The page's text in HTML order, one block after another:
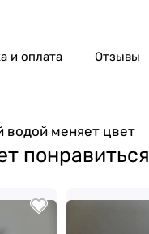
и оплата Отзывы
водой меняет цвет
понравиться